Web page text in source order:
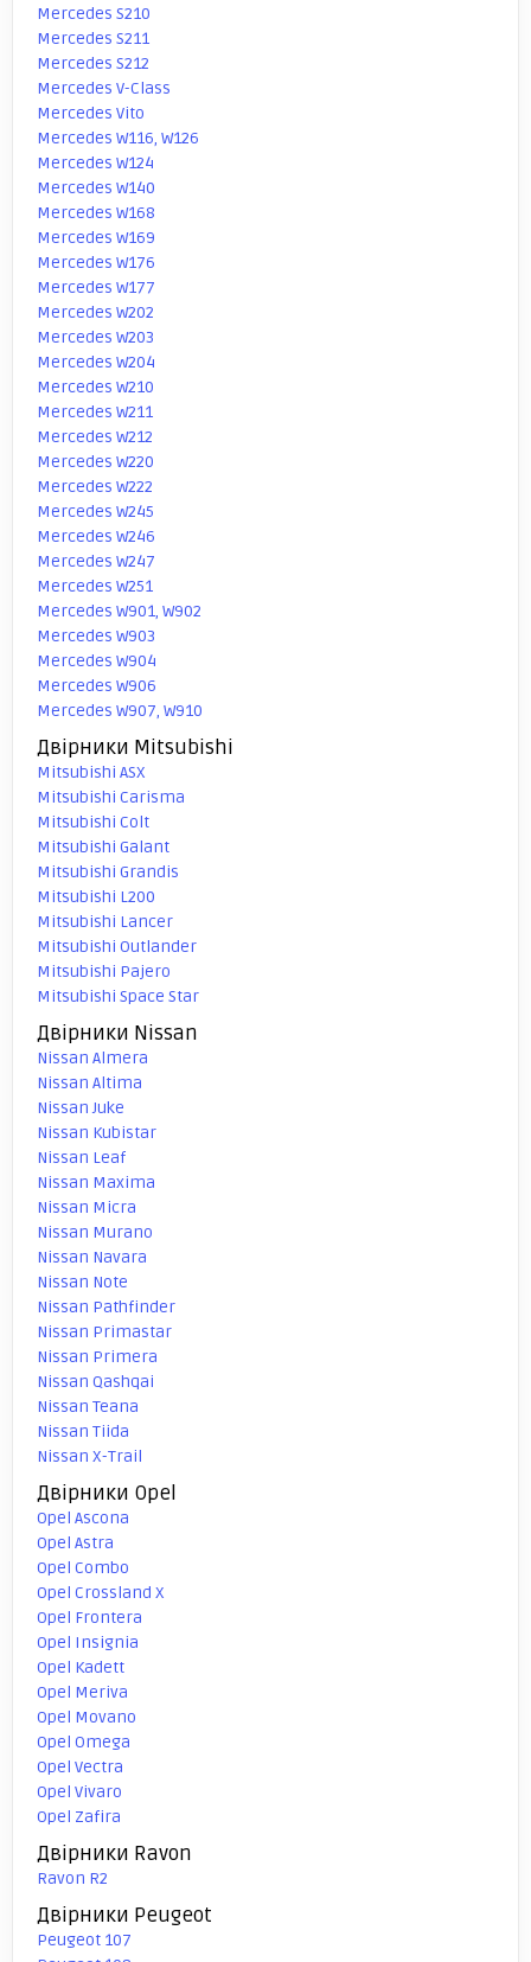
Mercedes S210
Mercedes S211
Mercedes S212
Mercedes V-Class
Mercedes Vito
Mercedes W116, W126
Mercedes W124
Mercedes W140
Mercedes W168
Mercedes W169
Mercedes W176
Mercedes W177
Mercedes W202
Mercedes W203
Mercedes W204
Mercedes W210
Mercedes W211
Mercedes W212
Mercedes W220
Mercedes W222
Mercedes W245
Mercedes W246
Mercedes W247
Mercedes W251
Mercedes W901, W902
Mercedes W903
Mercedes W904
Mercedes W906
Mercedes W907, W910
Двірники Mitsubishi
Mitsubishi ASX
Mitsubishi Carisma
Mitsubishi Colt
Mitsubishi Galant
Mitsubishi Grandis
Mitsubishi L200
Mitsubishi Lancer
Mitsubishi Outlander
Mitsubishi Pajero
Mitsubishi Space Star
Двірники Nissan
Nissan Almera
Nissan Altima
Nissan Juke
Nissan Kubistar
Nissan Leaf
Nissan Maxima
Nissan Micra
Nissan Murano
Nissan Navara
Nissan Note
Nissan Pathfinder
Nissan Primastar
Nissan Primera
Nissan Qashqai
Nissan Teana
Nissan Tiida
Nissan X-Trail
Двірники Opel
Opel Ascona
Opel Astra
Opel Combo
Opel Crossland X
Opel Frontera
Opel Insignia
Opel Kadett
Opel Meriva
Opel Movano
Opel Omega
Opel Vectra
Opel Vivaro
Opel Zafira
Двірники Ravon
Ravon R2
Двірники Peugeot
Peugeot 107